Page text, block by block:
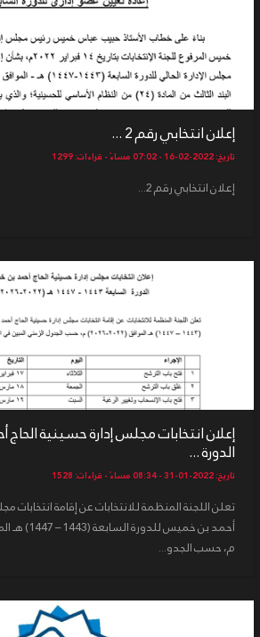
إعلان انتخابي رقم 2 ...
تاريخ: 2022-02-16 - 07:02 مساءً - قراءات: 1299
إعلان انتخابي رقم 2...
إعلان انتخابات مجلس إدارة حسينية
الدورة ...
تاريخ: 2022-01-31 - 08:34 مساءً - قراءات: 1528
تعلن اللجنة المنظمة للانتخابات عن إقامة انتخابات
م، حسب الجدو...